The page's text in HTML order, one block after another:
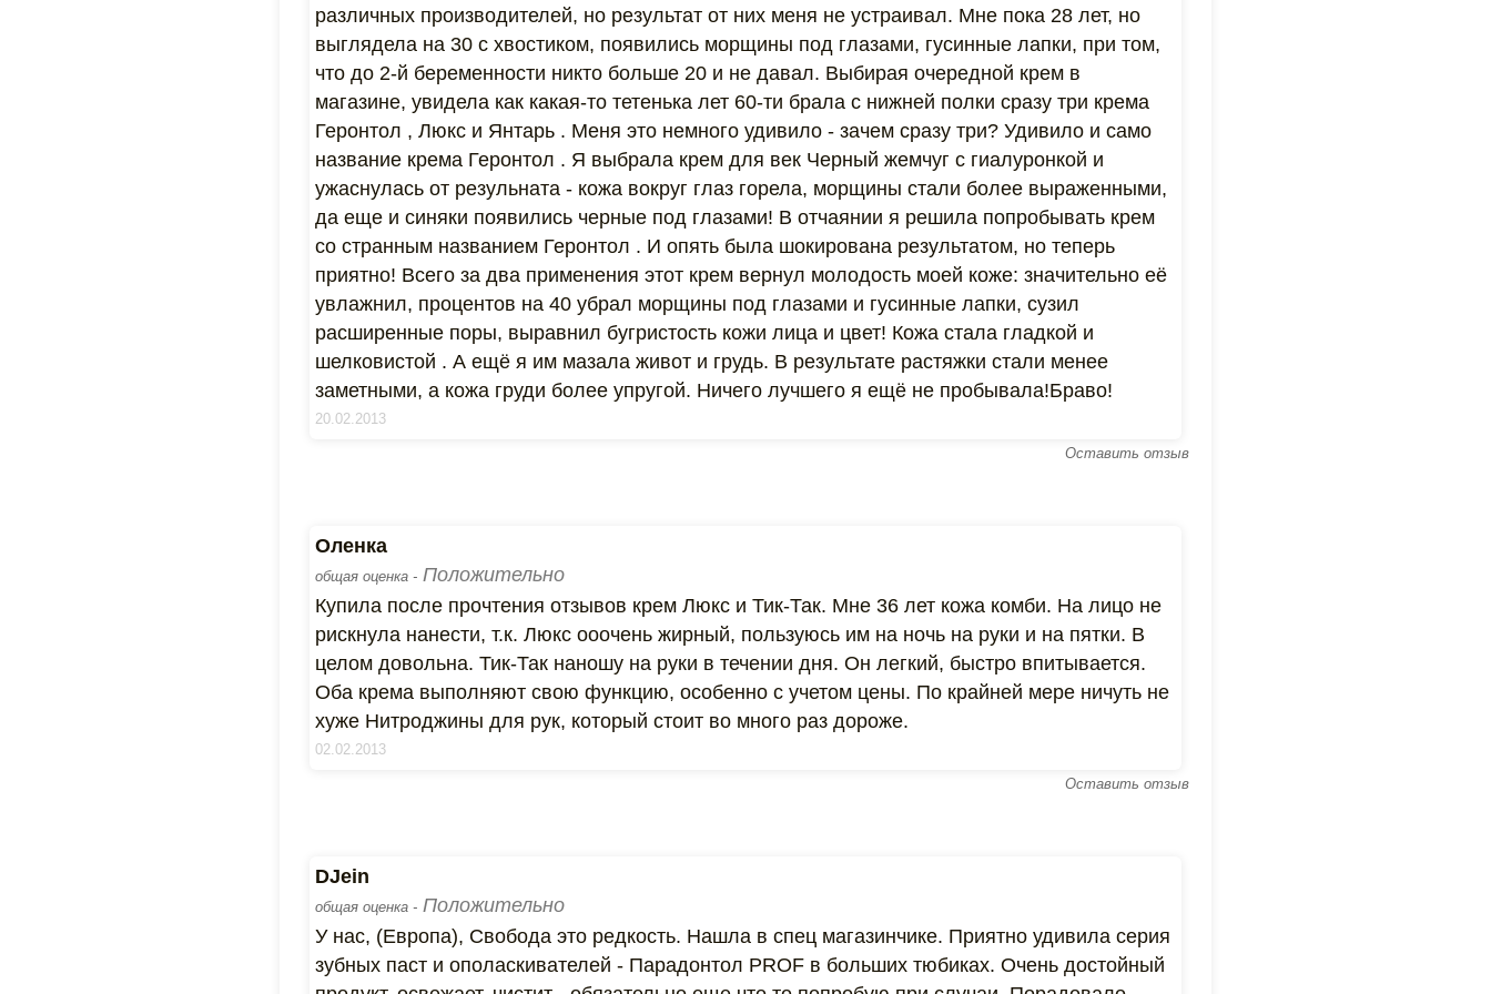
различных производителей, но результат от них меня не устраивал. Мне пока 28 лет, но
выглядела на 30 с хвостиком, появились морщины под глазами, гусинные лапки, при том,
что до 2-й беременности никто больше 20 и не давал. Выбирая очередной крем в
магазине, увидела как какая-то тетенька лет 60-ти брала с нижней полки сразу три крема
Геронтол , Люкс и Янтарь . Меня это немного удивило - зачем сразу три? Удивило и само
название крема Геронтол . Я выбрала крем для век Черный жемчуг с гиалуронкой и
ужаснулась от резульната - кожа вокруг глаз горела, морщины стали более выраженными,
да еще и синяки появились черные под глазами! В отчаянии я решила попробывать крем
со странным названием Геронтол . И опять была шокирована результатом, но теперь
приятно! Всего за два применения этот крем вернул молодость моей коже: значительно её
увлажнил, процентов на 40 убрал морщины под глазами и гусинные лапки, сузил
расширенные поры, выравнил бугристость кожи лица и цвет! Кожа стала гладкой и
шелковистой . А ещё я им мазала живот и грудь. В результате растяжки стали менее
заметными, а кожа груди более упругой. Ничего лучшего я ещё не пробывала!Браво!
20.02.2013
Оставить отзыв
Оленка
общая оценка - Положительно
Купила после прочтения отзывов крем Люкс и Тик-Так. Мне 36 лет кожа комби. На лицо не
рискнула нанести, т.к. Люкс ооочень жирный, пользуюсь им на ночь на руки и на пятки. В
целом довольна. Тик-Так наношу на руки в течении дня. Он легкий, быстро впитывается.
Оба крема выполняют свою функцию, особенно с учетом цены. По крайней мере ничуть не
хуже Нитроджины для рук, который стоит во много раз дороже.
02.02.2013
Оставить отзыв
DJein
общая оценка - Положительно
У нас, (Европа), Свобода это редкость. Нашла в спец магазинчике. Приятно удивила серия
зубных паст и ополаскивателей - Парадонтол PROF в больших тюбиках. Очень достойный